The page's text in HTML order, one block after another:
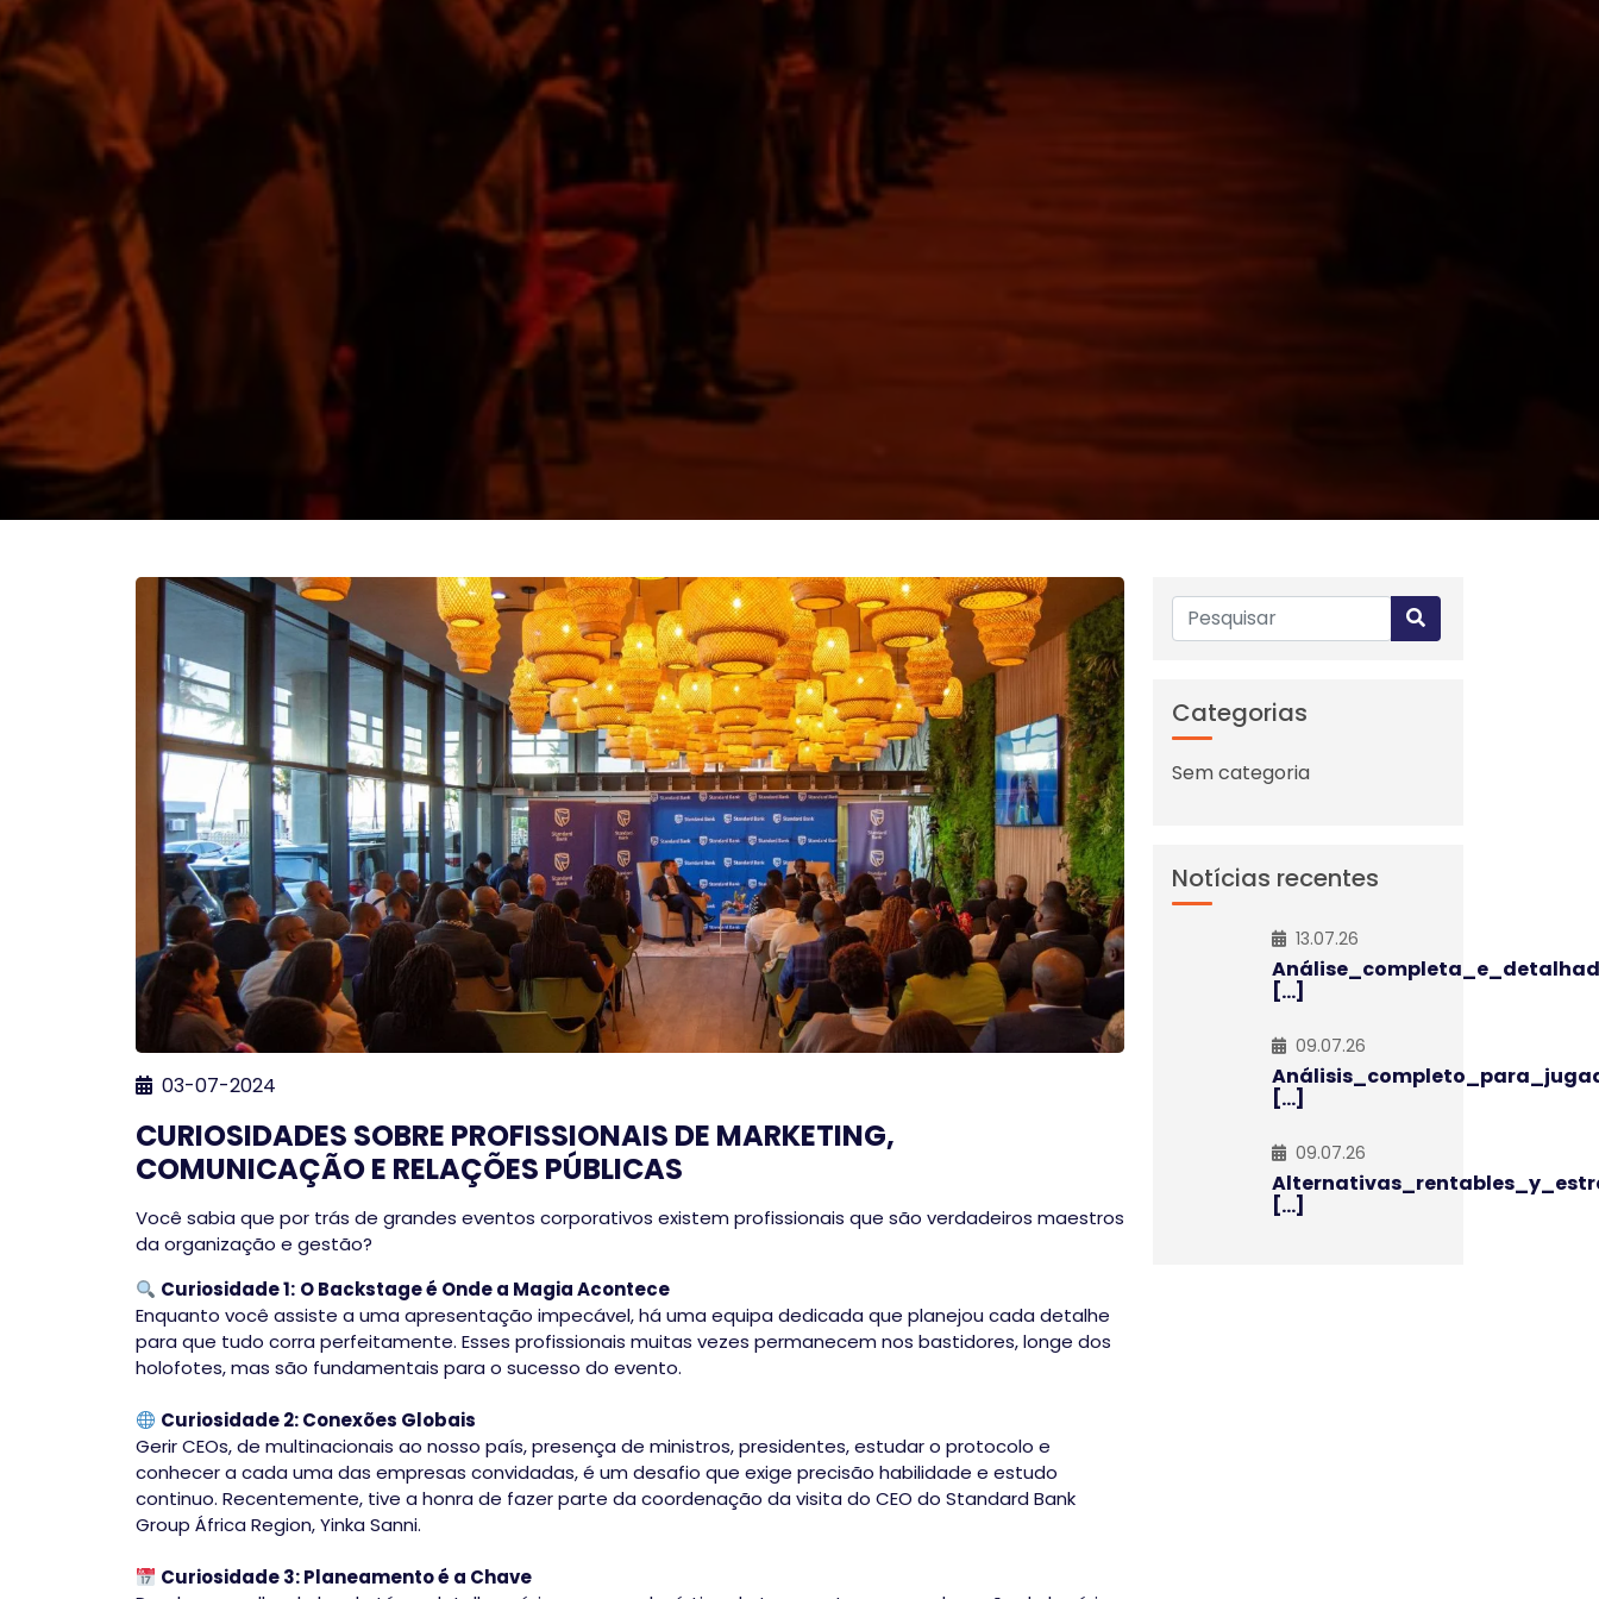
03-07-2024
CURIOSIDADES SOBRE PROFISSIONAIS DE MARKETING,
COMUNICAÇÃO E RELAÇÕES PÚBLICAS
Você sabia que por trás de grandes eventos corporativos existem profissionais que são verdadeiros maestros
da organização e gestão?
Curiosidade 1: O Backstage é Onde a Magia Acontece
Enquanto você assiste a uma apresentação impecável, há uma equipa dedicada que planejou cada detalhe
para que tudo corra perfeitamente. Esses profissionais muitas vezes permanecem nos bastidores, longe dos
holofotes, mas são fundamentais para o sucesso do evento.
Curiosidade 2: Conexões Globais
Gerir CEOs, de multinacionais ao nosso país, presença de ministros, presidentes, estudar o protocolo e
conhecer a cada uma das empresas convidadas, é um desafio que exige precisão habilidade e estudo
continuo. Recentemente, tive a honra de fazer parte da coordenação da visita do CEO do Standard Bank
Group África Region, Yinka Sanni.
Curiosidade 3: Planeamento é a Chave
Categorias
Sem categoria
Notícias recentes
13.07.26
[...]
09.07.26
[...]
09.07.26
[...]